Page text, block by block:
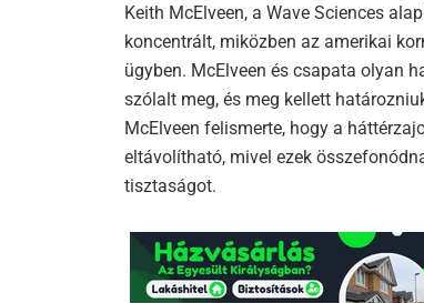
Keith McElveen, a Wave Sciences
koncentrált, miközben az amerikai
ügyben. McElveen és csapata olyan
szólalt meg, és meg kellett
McElveen felismerte, hogy a
eltávolítható, mivel ezek
tisztaságot.